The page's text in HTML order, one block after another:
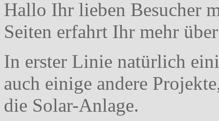
Hallo Ihr lieben Besucher
Seiten erfahrt Ihr mehr
In erster Linie natürlich
auch einige andere
die Solar-Anlage.